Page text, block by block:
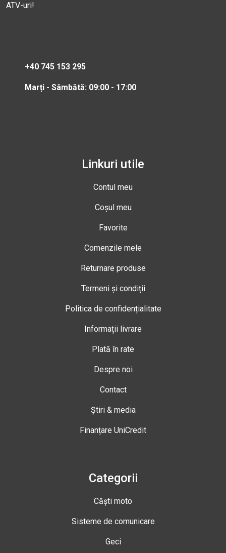
ATV-uri!
+40 745 153 295
Marți - Sâmbătă: 09:00 - 17:00
Linkuri utile
Contul meu
Coșul meu
Favorite
Comenzile mele
Returnare produse
Termeni și condiții
Politica de confidențialitate
Informații livrare
Plată în rate
Despre noi
Contact
Știri & media
Finanțare UniCredit
Categorii
Căști moto
Sisteme de comunicare
Geci